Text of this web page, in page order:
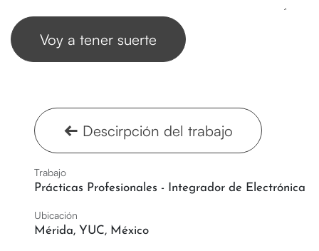
Voy a tener suerte
Descirpción del trabajo
Trabajo
Prácticas Profesionales - Integrador de Electrónica
Ubicación
Mérida, YUC, México